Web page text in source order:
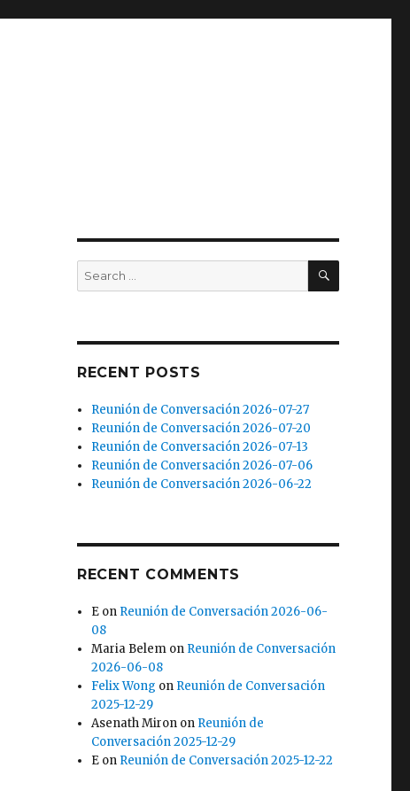
Search
for:
SEARCH
RECENT POSTS
Reunión de Conversación 2026-07-27
Reunión de Conversación 2026-07-20
Reunión de Conversación 2026-07-13
Reunión de Conversación 2026-07-06
Reunión de Conversación 2026-06-22
RECENT COMMENTS
E on Reunión de Conversación 2026-06-
08
Maria Belem on Reunión de Conversación
2026-06-08
Felix Wong on Reunión de Conversación
2025-12-29
Asenath Miron on Reunión de
Conversación 2025-12-29
E on Reunión de Conversación 2025-12-22